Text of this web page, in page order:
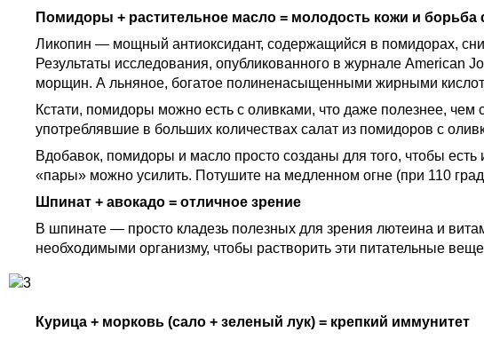
Помидоры + растительное масло = молодость кожи и борьба
Ликопин — мощный антиоксидант, содержащийся в помидорах,
Результаты исследования, опубликованного в журнале
морщин. А льняное, богатое полиненасыщенными жирными
Кстати, помидоры можно есть с оливками, что даже полезнее,
употреблявшие в больших количествах салат из помидоров с
Вдобавок, помидоры и масло просто созданы для того, чтобы
«пары» можно усилить. Потушите на медленном огне (при 110
Шпинат + авокадо = отличное зрение
В шпинате — просто кладезь полезных для зрения лютеина и
необходимыми организму, чтобы растворить эти питательные
Курица + морковь (сало + зеленый лук) = крепкий иммунитет